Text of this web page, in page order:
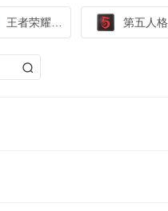
第五人格